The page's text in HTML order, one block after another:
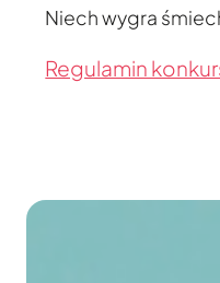
Niech wygra
Regulamin